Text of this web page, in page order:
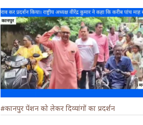
#कानपुर पेंशन को लेकर दिव्यांगों का प्रदर्शन